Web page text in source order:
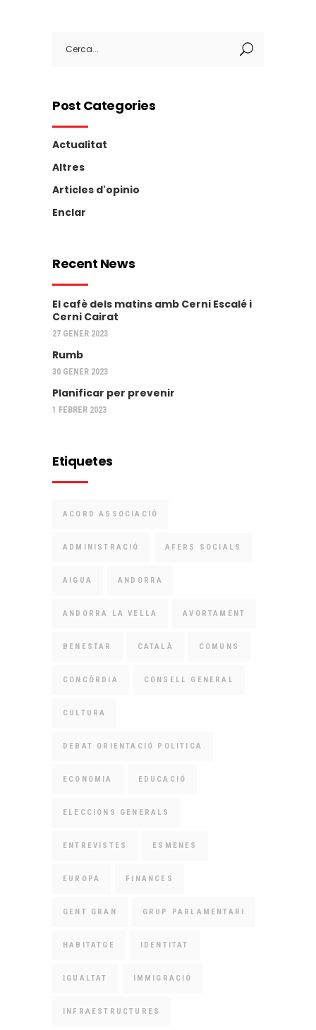
for:
Post Categories
Actualitat
Altres
Articles d'opinio
Enclar
Recent News
El cafè dels matins amb Cerni Escalé i
Cerni Cairat
27 GENER 2023
Rumb
30 GENER 2023
Planificar per prevenir
1 FEBRER 2023
Etiquetes
ACORD ASSOCIACIÓ
ADMINISTRACIÓ AFERS SOCIALS
AIGUA ANDORRA
ANDORRA LA VELLA AVORTAMENT
BENESTAR CATALÀ COMUNS
CONCÒRDIA CONSELL GENERAL
CULTURA
DEBAT ORIENTACIÓ POLITICA
ECONOMIA EDUCACIÓ
ELECCIONS GENERALS
ENTREVISTES ESMENES
EUROPA FINANCES
GENT GRAN GRUP PARLAMENTARI
HABITATGE IDENTITAT
IGUALTAT IMMIGRACIÓ
INFRAESTRUCTURES